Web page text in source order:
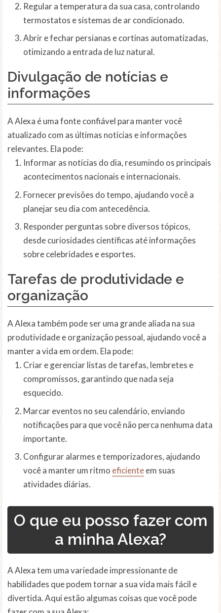
Regular a temperatura da sua casa, controlando
termostatos e sistemas de ar condicionado.
Abrir e fechar persianas e cortinas automatizadas,
otimizando a entrada de luz natural.
Divulgação de notícias e
informações
A Alexa é uma fonte confiável para manter você
atualizado com as últimas notícias e informações
relevantes. Ela pode:
Informar as notícias do dia, resumindo os principais
acontecimentos nacionais e internacionais.
Fornecer previsões do tempo, ajudando você a
planejar seu dia com antecedência.
Responder perguntas sobre diversos tópicos,
desde curiosidades científicas até informações
sobre celebridades e esportes.
Tarefas de produtividade e
organização
A Alexa também pode ser uma grande aliada na sua
produtividade e organização pessoal, ajudando você a
manter a vida em ordem. Ela pode:
Criar e gerenciar listas de tarefas, lembretes e
compromissos, garantindo que nada seja
esquecido.
Marcar eventos no seu calendário, enviando
notificações para que você não perca nenhuma data
importante.
Configurar alarmes e temporizadores, ajudando
você a manter um ritmo eficienteem suas
atividades diárias.
O que eu posso fazer com
a minha Alexa?
A Alexa tem uma variedade impressionante de
habilidades que podem tornar a sua vida mais fácil e
divertida. Aqui estão algumas coisas que você pode